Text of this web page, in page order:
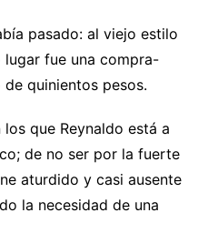
pasado: al viejo estilo
fue una compra-
quinientos pesos.
que Reynaldo está a
de no ser por la fuerte
aturdido y casi ausente
la necesidad de una